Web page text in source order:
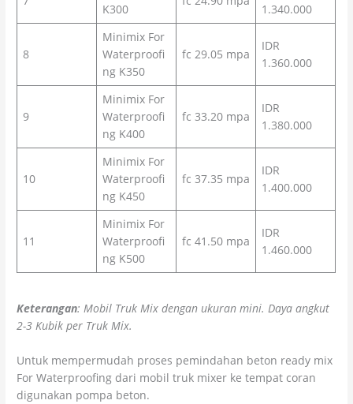
K300 1.340.000
8
Minimix For
Waterproofi
ng K350
fc 29.05 mpa
IDR
1.360.000
9
Minimix For
Waterproofi
ng K400
fc 33.20 mpa
IDR
1.380.000
10
Minimix For
Waterproofi
ng K450
fc 37.35 mpa
IDR
1.400.000
11
Minimix For
Waterproofi
ng K500
fc 41.50 mpa
IDR
1.460.000
Keterangan: Mobil Truk Mix dengan ukuran mini. Daya angkut
2-3 Kubik per Truk Mix.
Untuk mempermudah proses pemindahan beton ready mix
For Waterproofing dari mobil truk mixer ke tempat coran
digunakan pompa beton.